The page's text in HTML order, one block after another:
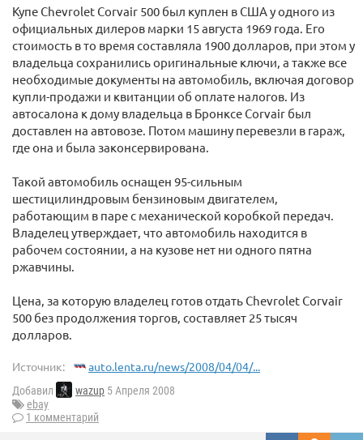
Купе Chevrolet Corvair 500 был куплен в США у одного из
официальных дилеров марки 15 августа 1969 года. Его
стоимость в то время составляла 1900 долларов, при этом у
владельца сохранились оригинальные ключи, а также все
необходимые документы на автомобиль, включая договор
купли-продажи и квитанции об оплате налогов. Из
автосалона к дому владельца в Бронксе Corvair был
доставлен на автовозе. Потом машину перевезли в гараж,
где она и была законсервирована.
Такой автомобиль оснащен 95-сильным
шестицилиндровым бензиновым двигателем,
работающим в паре с механической коробкой передач.
Владелец утверждает, что автомобиль находится в
рабочем состоянии, а на кузове нет ни одного пятна
ржавчины.
Цена, за которую владелец готов отдать Chevrolet Corvair
500 без продолжения торгов, составляет 25 тысяч
долларов.
Источник: auto.lenta.ru/news/2008/04/04/...
Добавил wazup 5 Апреля 2008
ebay
1 комментарий